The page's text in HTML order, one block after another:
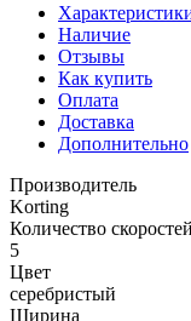
Наличие
Отзывы
Как купить
Оплата
Доставка
Дополнительно
Производитель
Korting
Количество скоростей
5
Цвет
серебристый
Ширина